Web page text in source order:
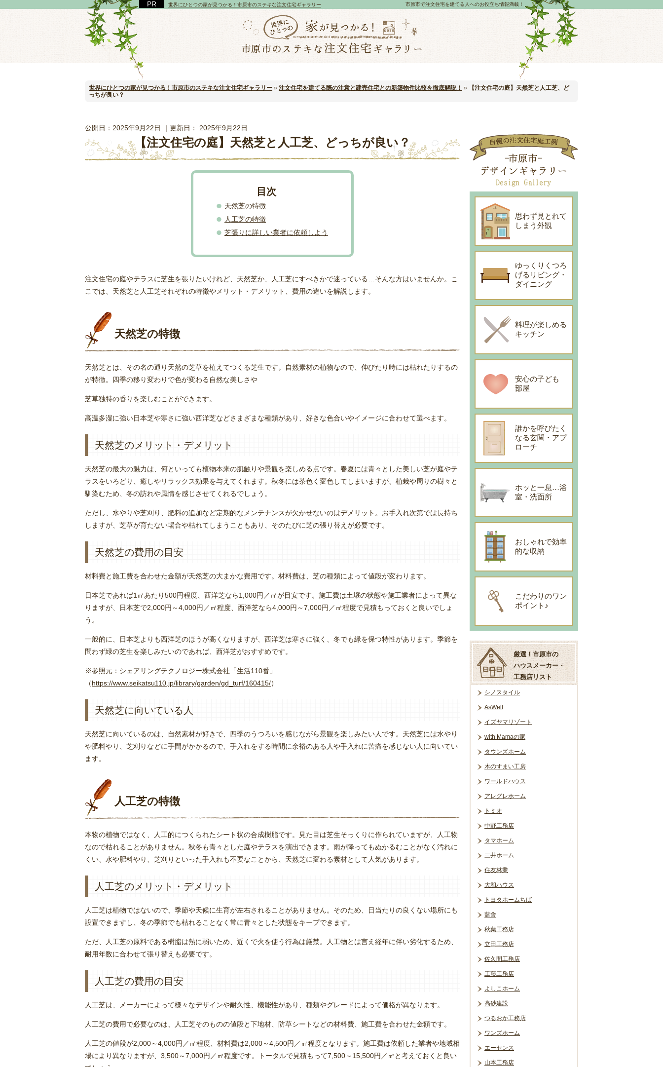
世界にひとつの家が見つかる！市原市のステキな注文住宅ギャラリー 市原市で注文住宅を建てる人へのお役立ち情報満載！
世界にひとつの家が見つかる！市原市のステキな注文住宅ギャラリー » 注文住宅を建てる際の注意と建売住宅との新築物件比較を徹底解説！ »
【注文住宅の庭】天然芝と人工芝、ど
っちが良い？
公開日： 2025年9月22日 ｜更新日： 2025年9月22日
【注文住宅の庭】天然芝と人工芝、どっちが良い？
天然芝の特徴
人工芝の特徴
芝張りに詳しい業者に依頼しよう
注文住宅の庭やテラスに芝生を張りたいけれど、天然芝か、人工芝にすべきかで迷っている…そんな方はいませんか。こ
こでは、天然芝と人工芝それぞれの特徴やメリット・デメリット、費用の違いを解説します。
天然芝の特徴
天然芝とは、その名の通り天然の芝草を植えてつくる芝生です。自然素材の植物なので、伸びたり時には枯れたりするの
が特徴。四季の移り変わりで色が変わる自然な美しさや
芝草独特の香りを楽しむことができます。
高温多湿に強い日本芝や寒さに強い西洋芝などさまざまな種類があり、好きな色合いやイメージに合わせて選べます。
天然芝のメリット・デメリット
天然芝の最大の魅力は、何といっても植物本来の肌触りや景観を楽しめる点です。春夏には青々とした美しい芝が庭やテ
ラスをいろどり、癒しやリラックス効果を与えてくれます。秋冬には茶色く変色してしまいますが、植栽や周りの樹々と
馴染むため、冬の訪れや風情を感じさせてくれるでしょう。
ただし、水やりや芝刈り、肥料の追加など定期的なメンテナンスが欠かせないのはデメリット。お手入れ次第では長持ち
しますが、芝草が育たない場合や枯れてしまうこともあり、そのたびに芝の張り替えが必要です。
天然芝の費用の目安
材料費と施工費を合わせた金額が天然芝の大まかな費用です。材料費は、芝の種類によって値段が変わります。
日本芝であれば1㎡あたり500円程度、西洋芝なら1,000円／㎡が目安です。施工費は土壌の状態や施工業者によって異な
りますが、日本芝で2,000円～4,000円／㎡程度、西洋芝なら4,000円～7,000円／㎡程度で見積もっておくと良いでしょ
う。
一般的に、日本芝よりも西洋芝のほうが高くなりますが、西洋芝は寒さに強く、冬でも緑を保つ特性があります。季節を
問わず緑の芝生を楽しみたいのであれば、西洋芝がおすすめです。
※参照元：シェアリングテクノロジー株式会社「生活110番」
（https://www.seikatsu110.jp/library/garden/gd_turf/160415/）
天然芝に向いている人
天然芝に向いているのは、自然素材が好きで、四季のうつろいを感じながら景観を楽しみたい人です。天然芝には水やり
や肥料やり、芝刈りなどに手間がかかるので、手入れをする時間に余裕のある人や手入れに苦痛を感じない人に向いてい
ます。
人工芝の特徴
本物の植物ではなく、人工的につくられたシート状の合成樹脂です。見た目は芝生そっくりに作られていますが、人工物
なので枯れることがありません。秋冬も青々とした庭やテラスを演出できます。雨が降ってもぬかるむことがなく汚れに
くい、水や肥料やり、芝刈りといった手入れも不要なことから、天然芝に変わる素材として人気があります。
人工芝のメリット・デメリット
人工芝は植物ではないので、季節や天候に生育が左右されることがありません。そのため、日当たりの良くない場所にも
設置できますし、冬の季節でも枯れることなく常に青々とした状態をキープできます。
ただ、人工芝の原料である樹脂は熱に弱いため、近くで火を使う行為は厳禁。人工物とは言え経年に伴い劣化するため、
耐用年数に合わせて張り替えも必要です。
人工芝の費用の目安
人工芝は、メーカーによって様々なデザインや耐久性、機能性があり、種類やグレードによって価格が異なります。
人工芝の費用で必要なのは、人工芝そのものの値段と下地材、防草シートなどの材料費、施工費を合わせた金額です。
人工芝の値段が2,000～4,000円／㎡程度、材料費は2,000～4,500円／㎡程度となります。施工費は依頼した業者や地域相
場により異なりますが、3,500～7,000円／㎡程度です。トータルで見積もって7,500～15,500円／㎡と考えておくと良い
思わず見とれて
しまう外観
ゆっくりくつろ
げるリビング・
ダイニング
料理が楽しめる
キッチン
安心の子ども
部屋
誰かを呼びたく
なる玄関・アプ
ローチ
ホッと一息…浴
室・洗面所
おしゃれで効率
的な収納
こだわりのワン
ポイント♪
厳選！市原市の
ハウスメーカー・
工務店リスト
シノスタイル
AsWell
イズヤマリゾート
with Mamaの家
タウンズホーム
木のすまい工房
ワールドハウス
アレグレホーム
トミオ
中野工務店
タマホーム
三井ホーム
住友林業
大和ハウス
トヨタホームちば
藍舎
秋葉工務店
立田工務店
佐久間工務店
工藤工務店
よしこホーム
高砂建設
つるおか工務店
ワンズホーム
エーセンス
山本工務店